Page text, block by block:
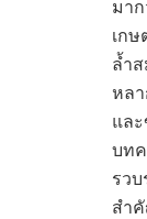
มา
เก
ล้ำ
หล
แล
บท
รว
สำ